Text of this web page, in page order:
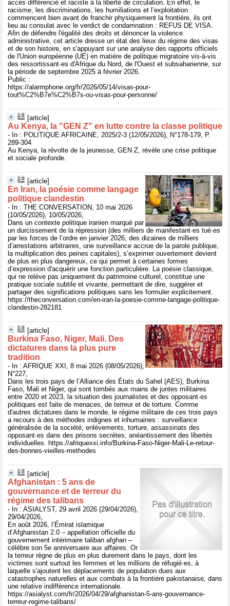
accès différencié et raciste à la liberté de circulation. En effet, le
racisme, les discriminations, les humiliations et l’exploitation
commencent bien avant de franchir physiquement la frontière, ils ont
lieu au consulat avec le verdict de condamnation : REFUS DE VISA.
Afin de défendre l'égalité des droits et dénoncer la violence
administrative, cet article dresse un état des lieux du régime des visas
et de son histoire, en s'appuyant sur une analyse des rapports officiels
de l'Union européenne (UE) en matière de politique migratoire vis-à-vis
des ressortissant·es d'Afrique du Nord, de l'Ouest et subsaharienne, sur
la période de septembre 2025 à février 2026.
Public :
https://alarmphone.org/fr/2026/05/14/visas-pour-
tout%C2%B7e%C2%B7s-ou-visas-pour-personne/
[article]
Au Kenya, la "GEN Z" en lutte contre la classe politique
- In : POLITIQUE AFRICAINE, 2025/2-3 (12/05/2026), N°178-179, P.
289-304
Au Kenya, la révolte de la jeunesse, GEN Z, révèle une crise politique
et sociale profonde.
[article]
En Iran, la poésie comme langage
politique clandestin
- In : THE CONVERSATION, 10 mai 2026
(10/05/2026), 10/05/2026,
Dans un contexte politique iranien marqué par
un durcissement de la répression (des milliers de manifestant·es tué·es
par les forces de l’ordre en janvier 2026, des dizaines de milliers
d’arrestations arbitraires, une surveillance accrue de la parole publique,
la multiplication des peines capitales), s’exprimer ouvertement devient
de plus en plus dangereux, ce qui permet à certaines formes
d’expression d'acquérir une fonction particulière. La poésie classique,
qui ne relève pas uniquement du patrimoine culturel, constitue une
pratique sociale subtile et vivante, permettant de dire, suggérer et
partager des significations politiques sans les formuler explicitement.
https://theconversation.com/en-iran-la-poesie-comme-langage-politique-
clandestin-282181
[article]
Burkina Faso, Niger, Mali. Des
dictatures dans la plus pure
tradition
- In : AFRIQUE XXI, 8 mai 2026 (08/05/2026),
N°227,
Dans les trois pays de l’Alliance des États du Sahel (AES), Burkina
Faso, Mali et Niger, qui sont tombés aux mains de juntes militaires
entre 2020 et 2023, la situation des journalistes et des opposant·es
politiques est faite de menaces, de terreur et de torture. Comme
d'autres dictatures dans le monde, le régime militaire de ces trois pays
a recours à des méthodes indignes et inhumaines : surveillance
généralisée de la société, enlèvements, torture, assassinats des
opposant·es dans des prisons secrètes, anéantissement des libertés
individuelles. https://afriquexxi.info/Burkina-Faso-Niger-Mali-Le-retour-
des-bonnes-vieilles-methodes
[article]
Afghanistan : 5 ans de
gouvernance et de terreur du
régime des talibans
- In : ASIALYST, 29 avril 2026 (29/04/2026),
29/04/2026,
En août 2026, l’Émirat islamique
d’Afghanistan 2.0 – appellation officielle du
gouvernement intérimaire taliban afghan –
célébre son 5e anniversaire aux affaires. Or
la terreur règne de plus en plus durement dans le pays, dont les
victimes sont surtout les femmes et les millions de réfugié·es, à
laquelle s'ajoutent les déplacements de population dues aux
catastrophes naturelles et aux combats à la frontière pakistanaise, dans
une relative indifférence internationale.
https://asialyst.com/fr/2026/04/29/afghanistan-5-ans-gouvernance-
terreur-regime-talibans/